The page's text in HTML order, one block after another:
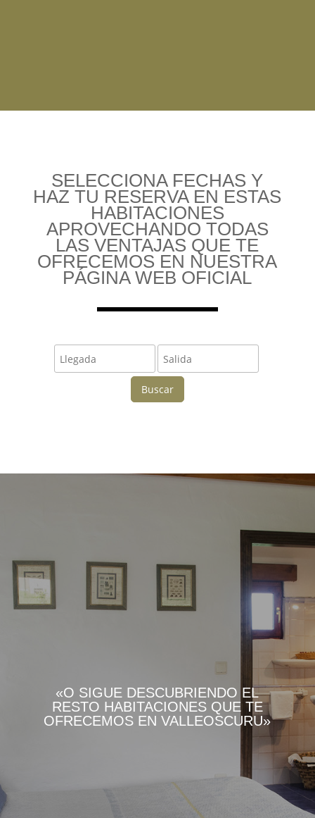
SELECCIONA FECHAS Y
HAZ TU RESERVA EN ESTAS
HABITACIONES
APROVECHANDO TODAS
LAS VENTAJAS QUE TE
OFRECEMOS EN NUESTRA
PÁGINA WEB OFICIAL
Buscar
«O SIGUE DESCUBRIENDO EL
RESTO HABITACIONES QUE TE
OFRECEMOS EN VALLEOSCURU»